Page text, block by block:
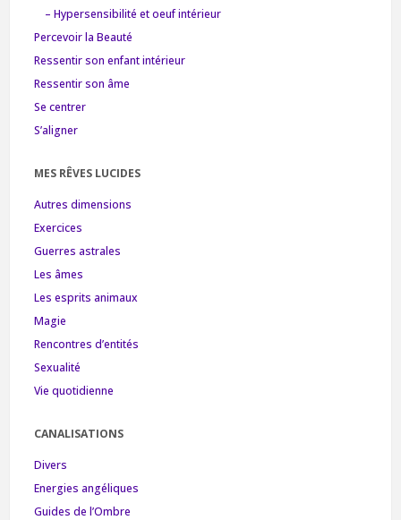
– Hypersensibilité et oeuf intérieur
Percevoir la Beauté
Ressentir son enfant intérieur
Ressentir son âme
Se centrer
S’aligner
MES RÊVES LUCIDES
Autres dimensions
Exercices
Guerres astrales
Les âmes
Les esprits animaux
Magie
Rencontres d’entités
Sexualité
Vie quotidienne
CANALISATIONS
Divers
Energies angéliques
Guides de l’Ombre